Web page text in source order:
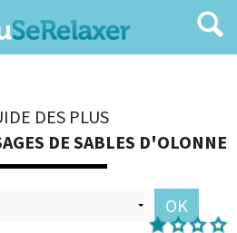
DES PLUS
DE SABLES D'OLONNE
OK